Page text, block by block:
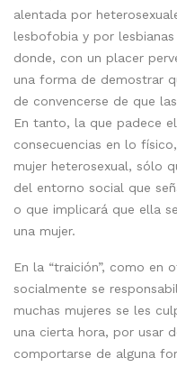
alentada por
lesbofobia y por
donde, con un placer
una forma de demostrar
de convencerse de que
En tanto, la que padece
consecuencias en lo
mujer heterosexual, sólo
del entorno social que
o que implicará que ella
una mujer.
En la “traición”, como en
socialmente se
muchas mujeres se les
una cierta hora, por usar
comportarse de alguna